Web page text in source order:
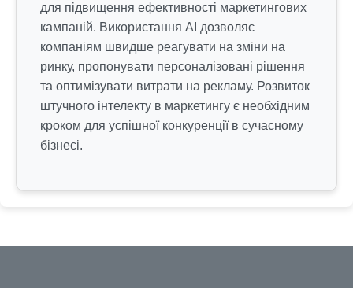
для підвищення ефективності маркетингових
кампаній. Використання AI дозволяє
компаніям швидше реагувати на зміни на
ринку, пропонувати персоналізовані рішення
та оптимізувати витрати на рекламу. Розвиток
штучного інтелекту в маркетингу є необхідним
кроком для успішної конкуренції в сучасному
бізнесі.